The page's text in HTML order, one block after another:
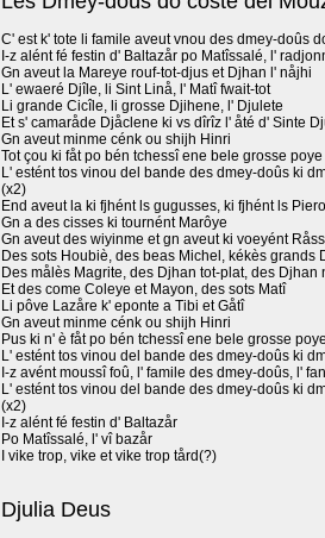
C' est k' tote li famile aveut vnou des dmey-doûs
I-z alént fé festin d' Baltazår po Matîssalé, l'
Gn aveut la Mareye rouf-tot-djus et Djhan l' nåjhi
L' ewaeré Djîle, li Sint Linå, l' Matî fwait-tot
Li grande Cicîle, li grosse Djihene, l' Djulete
Et s' camaråde Djåclene ki vs dîrîz l' åté d' Sinte
Gn aveut minme cénk ou shijh Hinri
Tot çou ki fåt po bén tchessî ene bele grosse
L' estént tos vinou del bande des dmey-doûs ki
(x2)
End aveut la ki fjhént ls gugusses, ki fjhént ls
Gn a des cisses ki tournént Marôye
Gn aveut des wiyinme et gn aveut ki voeyént
Des sots Houbiè, des beas Michel, kékès grands
Des målès Magrite, des Djhan tot-plat, des Djhan
Et des come Coleye et Mayon, des sots Matî
Li pôve Lazåre k' eponte a Tibi et Gåtî
Gn aveut minme cénk ou shijh Hinri
Pus ki n' è fåt po bén tchessî ene bele grosse
L' estént tos vinou del bande des dmey-doûs ki
I-z avént moussî foû, l' famile des dmey-doûs, l'
L' estént tos vinou del bande des dmey-doûs ki
(x2)
I-z alént fé festin d' Baltazår
Po Matîssalé, l' vî bazår
I vike trop, vike et vike trop tård(?)
Djulia Deus